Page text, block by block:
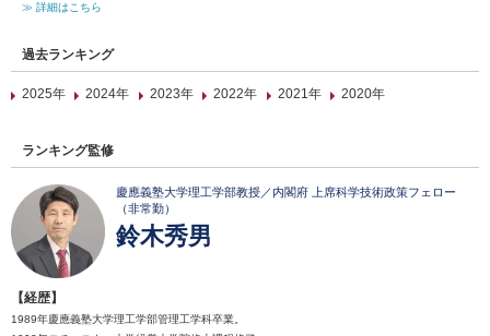
≫ 詳細はこちら
過去ランキング
2025年 2024年 2023年 2022年 2021年 2020年
ランキング監修
慶應義塾大学理工学部教授／内閣府 上席科学技術政策フェロー
（非常勤）
鈴木秀男
【経歴】
1989年慶應義塾大学理工学部管理工学科卒業。